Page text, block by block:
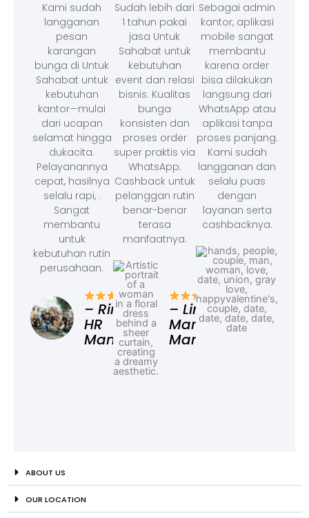
Kami sudah
langganan
pesan
karangan
bunga di Untuk
Sahabat untuk
kebutuhan
kantor—mulai
dari ucapan
selamat hingga
dukacita.
Pelayanannya
cepat, hasilnya
selalu rapi, .
Sangat
membantu
untuk
kebutuhan rutin
perusahaan.
– Rina,
HR
Manager
Sudah lebih dari
1 tahun pakai
jasa Untuk
Sahabat untuk
kebutuhan
event dan relasi
bisnis. Kualitas
bunga
konsisten dan
proses order
super praktis via
WhatsApp.
Cashback untuk
pelanggan rutin
benar-benar
terasa
manfaatnya.
– Linda,
Marketing
Manager
Sebagai admin
kantor, aplikasi
mobile sangat
membantu
karena order
bisa dilakukan
langsung dari
WhatsApp atau
aplikasi tanpa
proses panjang.
Kami sudah
langganan dan
selalu puas
dengan
layanan serta
cashbacknya.
ABOUT US
OUR LOCATION